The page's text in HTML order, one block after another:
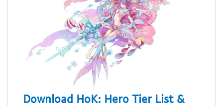
Download HoK: Hero Tier List &